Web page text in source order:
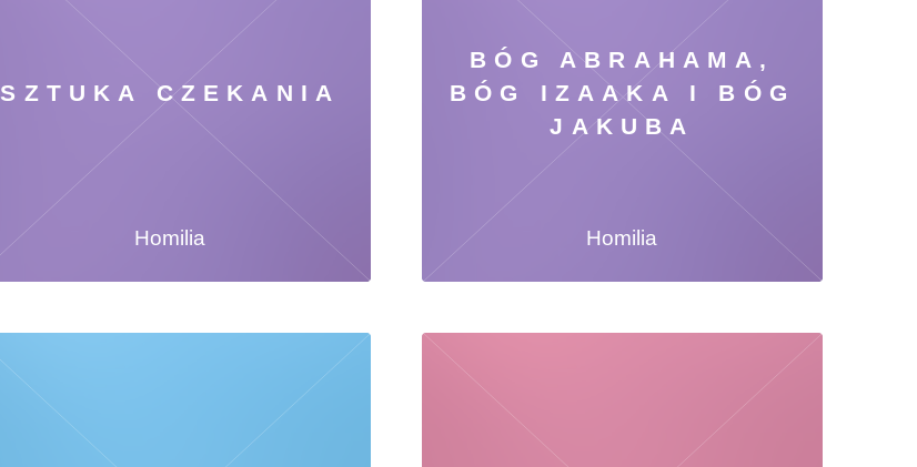
SZTUKA CZEKANIA
Homilia
BÓG ABRAHAMA,
BÓG IZAAKA I BÓG
JAKUBA
Homilia